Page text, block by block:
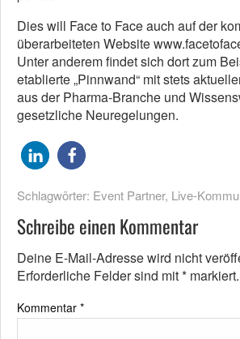
Dies will Face to Face auch auf der
überarbeiteten Website
Unter anderem findet sich dort zum
etablierte „Pinnwand“ mit stets
aus der Pharma-Branche und
gesetzliche Neuregelungen.
Schlagwörter: Event Partner, Live-
Schreibe einen Kommentar
Deine E-Mail-Adresse wird nicht
Erforderliche Felder sind mit* markiert.
Kommentar *